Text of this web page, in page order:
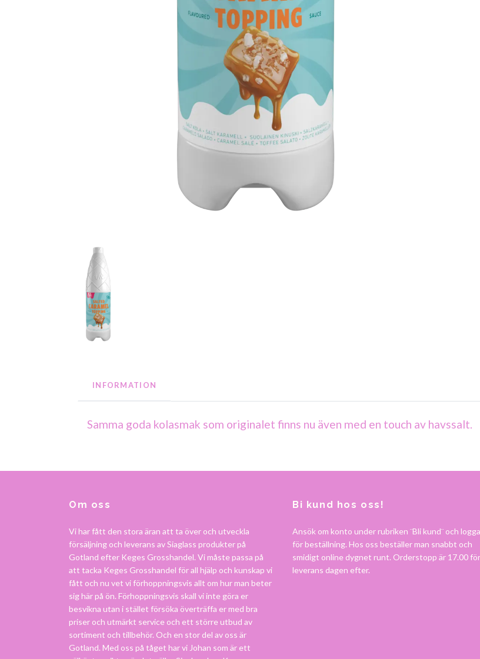
INFORMATION
Samma goda kolasmak som originalet finns nu även med en touch av havssalt.
Om oss
Vi har fått den stora äran att ta över och utveckla
försäljning och leverans av Siaglass produkter på
Gotland efter Keges Grosshandel. Vi måste passa på
att tacka Keges Grosshandel för all hjälp och kunskap vi
fått och nu vet vi förhoppningsvis allt om hur man beter
sig här på ön. Förhoppningsvis skall vi inte göra er
besvikna utan i stället försöka överträffa er med bra
priser och utmärkt service och ett större utbud av
sortiment och tillbehör. Och en stor del av oss är
Gotland. Med oss på tåget har vi Johan som är ett
Bi kund hos oss!
Ansök om konto under rubriken ¨Bli kund¨ och
för beställning. Hos oss beställer man snabbt och
smidigt online dygnet runt. Orderstopp är 17.00 för
leverans dagen efter.